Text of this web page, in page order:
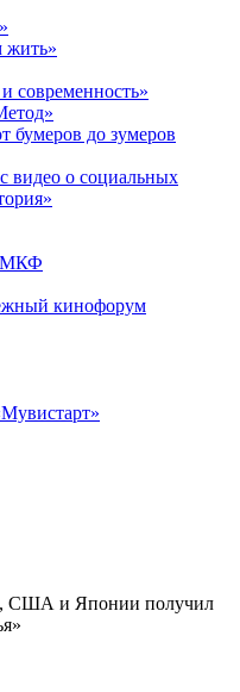
жить»
современность»
бумеров до зумеров
видео о социальных
кинофорум
США и Японии получил